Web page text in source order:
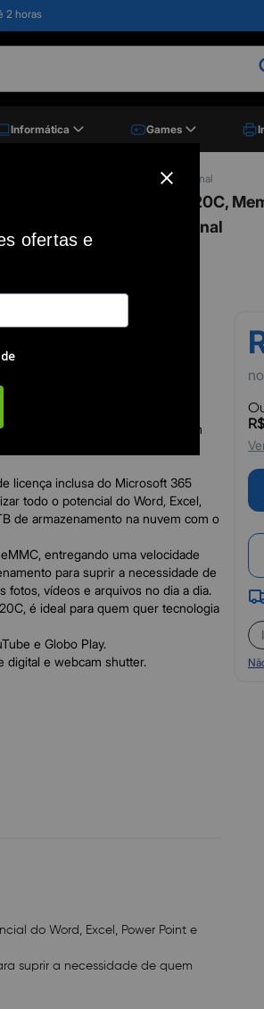
2 horas
Informática Games
Windows 11 + Microsoft 365 Personal
Intel Celeron N4020C,
11 + Microsoft 365 Personal
e mobilidade, tudo em um
licença inclusa do Microsoft 365
todo o potencial do Word, Excel,
de armazenamento na nuvem com o
entregando uma velocidade
para suprir a necessidade de
fotos, vídeos e arquivos no dia a dia.
é ideal para quem quer tecnologia
e Globo Play.
digital e webcam shutter.
(4M de cache, até 2,80 GHz)
do Word, Excel, Power Point e
suprir a necessidade de quem
ofertas e